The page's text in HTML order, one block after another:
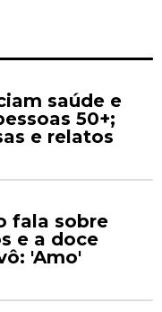
saúde e
50+;
e relatos
fala sobre
e a doce
'Amo'